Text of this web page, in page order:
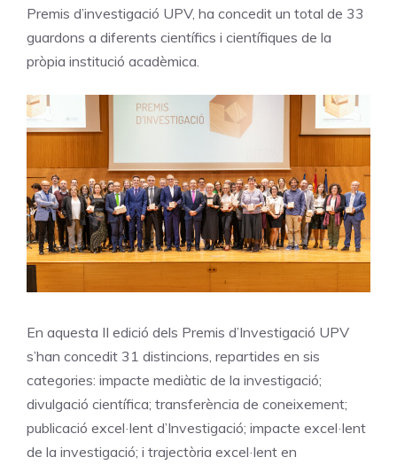
Premis d’investigació UPV, ha concedit un total de 33
guardons a diferents científics i científiques de la
pròpia institució acadèmica.
En aquesta II edició dels Premis d’Investigació UPV
s’han concedit 31 distincions, repartides en sis
categories: impacte mediàtic de la investigació;
divulgació científica; transferència de coneixement;
publicació excel·lent d’Investigació; impacte excel·lent
de la investigació; i trajectòria excel·lent en